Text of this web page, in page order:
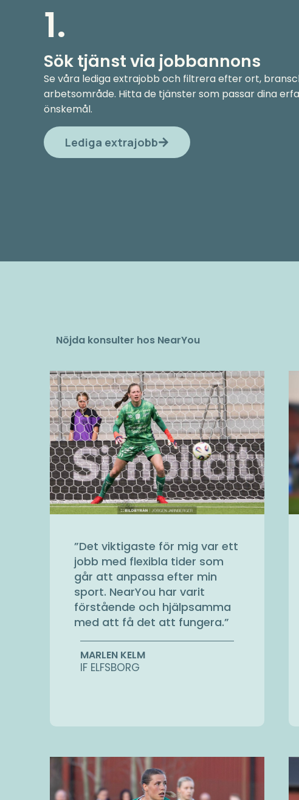
1.
Sök tjänst via jobbannons
Se våra lediga extrajobb och filtrera efter ort,
arbetsområde. Hitta de tjänster som passar dina
önskemål.
Lediga extrajobb
Nöjda konsulter hos NearYou
”Det viktigaste för mig var ett
jobb med flexibla tider som
går att anpassa efter min
sport. NearYou har varit
förstående och hjälpsamma
med att få det att fungera.”
MARLEN KELM
IF ELFSBORG